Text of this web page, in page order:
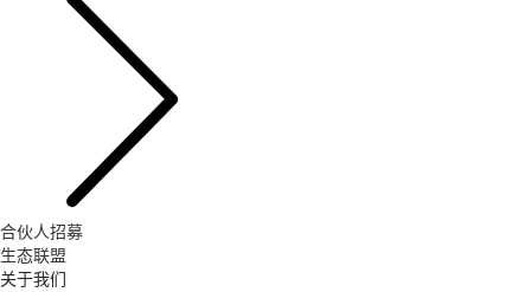
合伙人招募
生态联盟
关于我们